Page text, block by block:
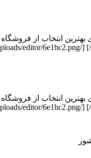
بهترین انتخاب از
بهترین انتخاب از